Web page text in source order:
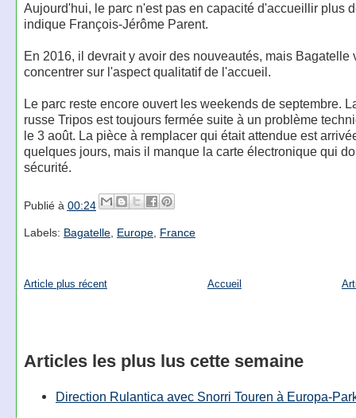
Aujourd'hui, le parc n'est pas en capacité d'accueillir plus
indique François-Jérôme Parent.
En 2016, il devrait y avoir des nouveautés, mais Bagatelle
concentrer sur l'aspect qualitatif de l'accueil.
Le parc reste encore ouvert les weekends de septembre.
russe Tripos est toujours fermée suite à un problème
le 3 août. La pièce à remplacer qui était attendue est
quelques jours, mais il manque la carte électronique qui
sécurité.
Publié à 00:24
Labels: Bagatelle, Europe, France
Article plus récent Accueil
Articles les plus lus cette semaine
Direction Rulantica avec Snorri Touren à Europa-